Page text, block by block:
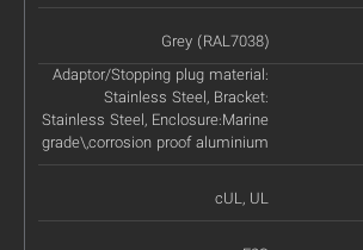
Grey (RAL7038)
Adaptor/Stopping plug material:
Stainless Steel, Bracket:
Stainless Steel, Enclosure:Marine
grade\,corrosion proof aluminium
cUL, UL